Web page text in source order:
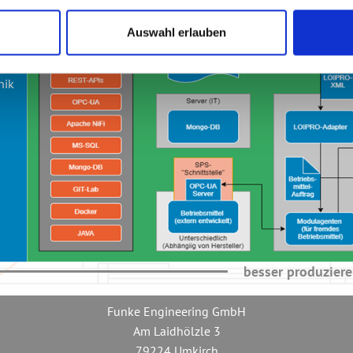
Auswahl erlauben
besser
Funke Engineering GmbH
Am Laidhölzle 3